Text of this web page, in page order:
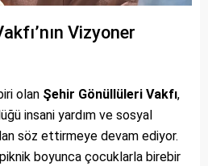
Vizyoner
olan Şehir Gönüllüleri Vakfı,
insani yardım ve sosyal
söz ettirmeye devam ediyor.
boyunca çocuklarla birebir